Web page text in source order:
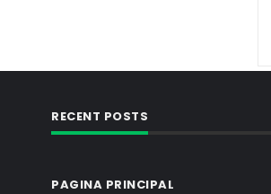
RECENT POSTS
PAGINA PRINCIPAL